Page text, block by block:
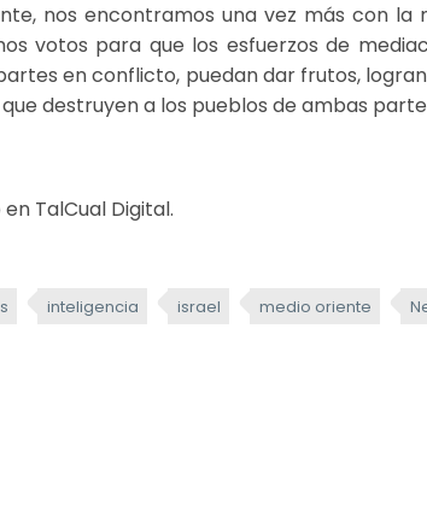
nos encontramos una vez más con la
votos para que los esfuerzos de
en conflicto, puedan dar frutos,
destruyen a los pueblos de ambas
TalCual Digital.
inteligencia israel medio oriente